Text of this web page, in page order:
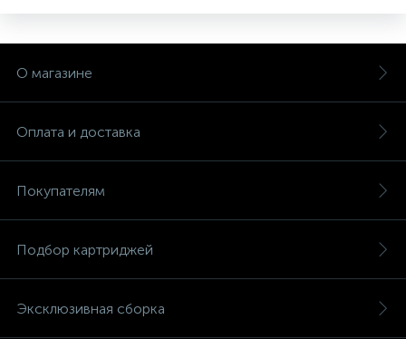
О магазине
Оплата и доставка
Покупателям
Подбор картриджей
Эксклюзивная сборка